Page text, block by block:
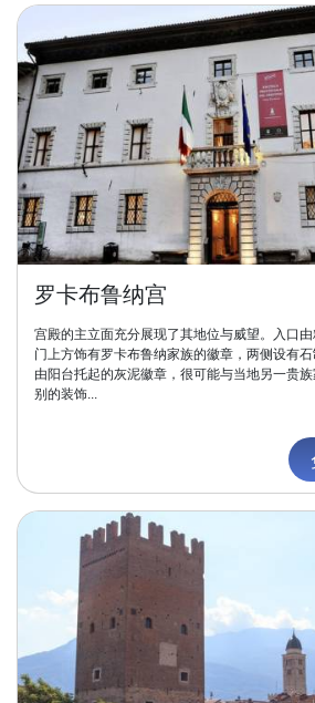
罗卡布鲁纳宫
宫殿的主立面充分展现了其地位与威望。入口
门上方饰有罗卡布鲁纳家族的徽章，两侧设有
由阳台托起的灰泥徽章，很可能与当地另一贵
别的装饰...